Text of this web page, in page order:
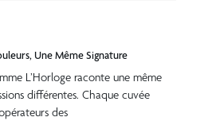
Une Même Signature
L’Horloge raconte une même
différentes. Chaque cuvée
des